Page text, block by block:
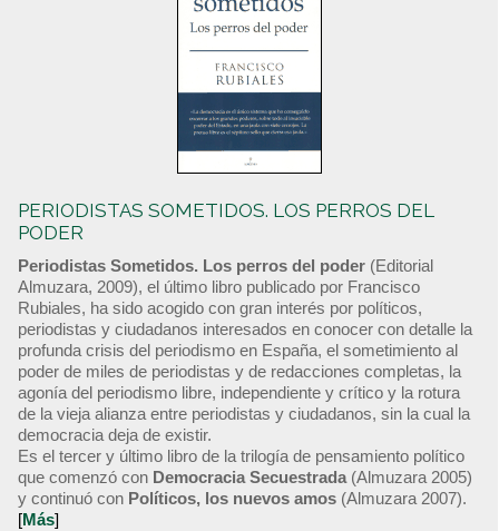
PERIODISTAS SOMETIDOS. LOS PERROS DEL
PODER
Periodistas Sometidos. Los perros del poder (Editorial
Almuzara, 2009), el último libro publicado por Francisco
Rubiales, ha sido acogido con gran interés por políticos,
periodistas y ciudadanos interesados en conocer con detalle la
profunda crisis del periodismo en España, el sometimiento al
poder de miles de periodistas y de redacciones completas, la
agonía del periodismo libre, independiente y crítico y la rotura
de la vieja alianza entre periodistas y ciudadanos, sin la cual la
democracia deja de existir.
Es el tercer y último libro de la trilogía de pensamiento político
que comenzó con Democracia Secuestrada (Almuzara 2005)
y continuó con Políticos, los nuevos amos (Almuzara 2007).
[Más]